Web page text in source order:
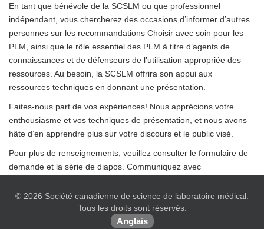
En tant que bénévole de la SCSLM ou que professionnel
indépendant, vous chercherez des occasions d’informer d’autres
personnes sur les recommandations Choisir avec soin pour les
PLM, ainsi que le rôle essentiel des PLM à titre d’agents de
connaissances et de défenseurs de l’utilisation appropriée des
ressources. Au besoin, la SCSLM offrira son appui aux
ressources techniques en donnant une présentation.
Faites-nous part de vos expériences! Nous apprécions votre
enthousiasme et vos techniques de présentation, et nous avons
hâte d’en apprendre plus sur votre discours et le public visé.
Pour plus de renseignements, veuillez consulter le formulaire de
demande et la série de diapos. Communiquez avec
commentaires.
© 2026 Société canadienne de science de laboratoire médical.
Tous les droits sont réservés.
Anglais